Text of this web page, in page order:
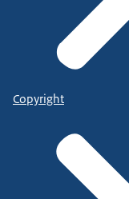
Copyright